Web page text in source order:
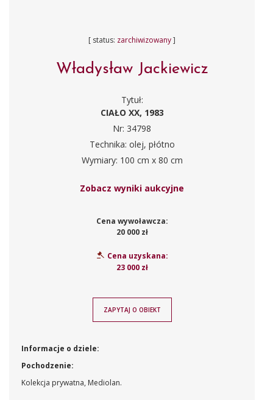
[ status: zarchiwizowany]
Władysław Jackiewicz
Tytuł:
CIAŁO XX, 1983
Nr: 34798
Technika: olej, płótno
Wymiary: 100 cm x 80 cm
Zobacz wyniki aukcyjne
Cena wywoławcza:
20 000 zł
Cena uzyskana:
23 000 zł
ZAPYTAJ O OBIEKT
Informacje o dziele:
Pochodzenie:
Kolekcja prywatna, Mediolan.